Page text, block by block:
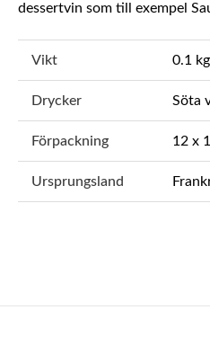
dessertvin som till exempel
Vikt 0.1 kg
Drycker Söta
Förpackning 12 x
Ursprungsland